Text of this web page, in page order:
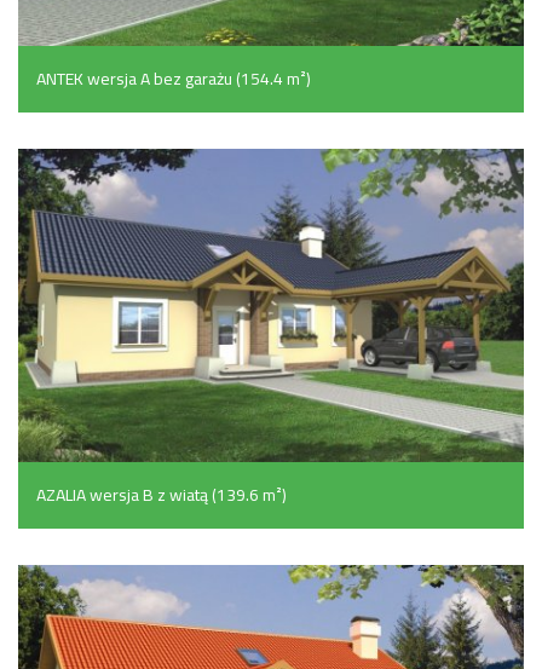
ANTEK wersja A bez garażu (154.4 m²)
AZALIA wersja B z wiatą (139.6 m²)